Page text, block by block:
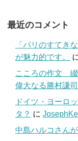
最近のコメント
「パリのすてき
が魅力的です。
こころの作文 綴
偉大なる勝村謙
ドイツ・ヨーロ
タ？ に
中島ハルコさん